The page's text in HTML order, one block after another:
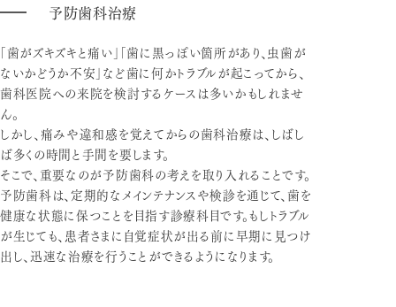
予防歯科治療
「歯がズキズキと痛い」「歯に黒っぽい箇所があり、虫歯が
ないかどうか不安」など歯に何かトラブルが起こってから、
歯科医院への来院を検討するケースは多いかもしれませ
ん。
しかし、痛みや違和感を覚えてからの歯科治療は、しばし
ば多くの時間と手間を要します。
そこで、重要なのが予防歯科の考えを取り入れることです。
予防歯科は、定期的なメインテナンスや検診を通じて、歯を
健康な状態に保つことを目指す診療科目です。もしトラブル
が生じても、患者さまに自覚症状が出る前に早期に見つけ
出し、迅速な治療を行うことができるようになります。